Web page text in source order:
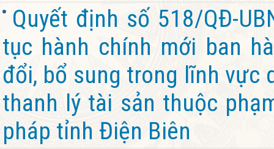
Quyết định số 518/QĐ-
tục hành chính mới ban
đổi, bổ sung trong lĩnh vực
thanh lý tài sản thuộc
pháp tỉnh Điện Biên